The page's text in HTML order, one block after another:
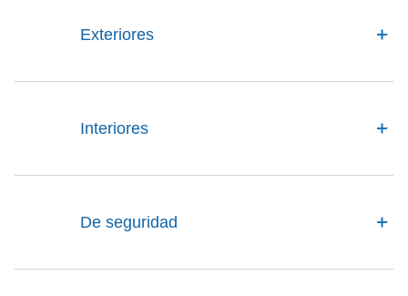
Exteriores
Interiores
De seguridad